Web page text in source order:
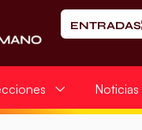
ENTRADAS
Noticias